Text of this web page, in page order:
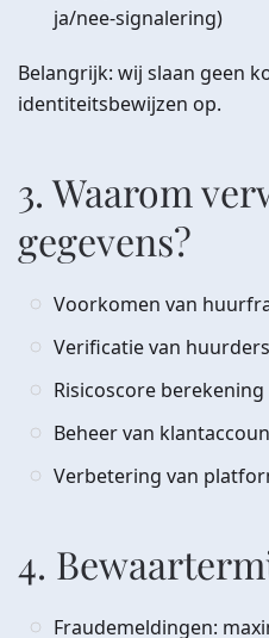
ja/nee-signalering)
Belangrijk: wij slaan geen
identiteitsbewijzen op.
3. Waarom
gegevens?
Voorkomen van
Verificatie van huurders
Risicoscore berekening
Beheer van
Verbetering van
4.
Fraudemeldingen: